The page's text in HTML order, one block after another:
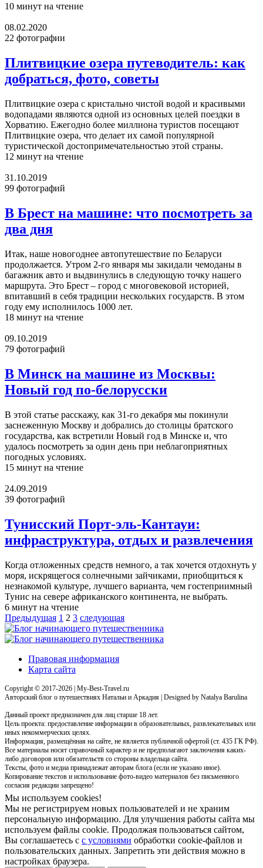
10 минут на чтение
08.02.2020
22 фотографии
Плитвицкие озера путеводитель: как
добраться, фото, советы
Плитвицкие озера с кристально чистой водой и красивыми
водопадами являются одной из основных целей поездки в
Хорватию. Ежегодно более миллиона туристов посещают
Плитвицкие озера, что делает их самой популярной
туристической достопримечательностью этой страны.
12 минут на чтение
31.10.2019
99 фотографий
В Брест на машине: что посмотреть за
два дня
Итак, наше новогоднее автопутешествие по Беларуси
продолжается. Утром 2-го января мы закидали чемоданы в
багажник авто и выдвинулись в следующую точку нашего
маршрута. Это Брест – город с многовековой историей,
впитавший в себя традиции нескольких государств. В этом
году ему исполнилось 1000 лет.
18 минут на чтение
09.10.2019
79 фотографий
В Минск на машине из Москвы:
Новый год по-белорусски
В этой статье расскажу, как 31-го декабря мы покинули
заснеженную Москву и добрались до столицы братского
государства, как встретили Новый год в Минске и, что
удалось посмотреть за один день при неблагоприятных
погодных условиях.
15 минут на чтение
24.09.2019
39 фотографий
Тунисский Порт-эль-Кантауи:
инфраструктура, отдых и развлечения
Когда отложенных средств немного, а так хочется отдохнуть у
моря, искрящегося солнечными зайчиками, приобщиться к
незнакомой культуре, лучшего варианта, чем гостеприимный
Тунис на севере африканского континента, не выбрать.
6 минут на чтение
Пагинация
записей
Предыдущая 1 2 3 следующая
Правовая информация
Карта сайта
Copyright © 2017-2026 | My-Best-Travel.ru
Авторский блог о путешествиях Натальи и Аркадия | Designed by Natalya Barulina
Данный проект предназначен для лиц старше 18 лет.
Цель проекта: предоставление информации в образовательных, развлекательных или
иных некоммерческих целях.
Информация, размещённая на сайте, не является публичной офертой (ст. 435 ГК РФ).
Все материалы носят справочный характер и не предполагают заключения каких-
либо договоров или обязательств со стороны владельца сайта.
Тексты, фото и медиа принадлежат авторам блога (если не указано иное).
Копирование текстов и использование фото-видео материалов без письменного
согласия редакции запрещено!
Мы используем cookies!
Мы не регистрируем новых пользователей и не храним
персональную информацию. Для улучшения работы сайта мы
используем файлы cookie. Продолжая пользоваться сайтом,
Вы соглашаетесь с с условиями обработки cookie-файлов и
пользовательских данных. Запретить эти действия можно в
настройках браузера.